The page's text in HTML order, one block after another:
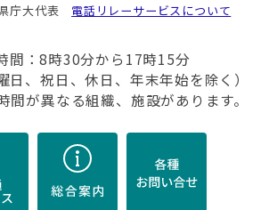
庁大代表 電話リレーサービスについて
間：8時30分から17時15分
日、祝日、休日、年末年始を除く）
が異なる組織、施設があります。